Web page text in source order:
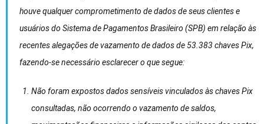
houve qualquer comprometimento de dados de seus clientes e
usuários do Sistema de Pagamentos Brasileiro (SPB) em relação às
recentes alegações de vazamento de dados de 53.383 chaves Pix,
fazendo-se necessário esclarecer o que segue:
Não foram expostos dados sensíveis vinculados às chaves Pix
consultadas, não ocorrendo o vazamento de saldos,